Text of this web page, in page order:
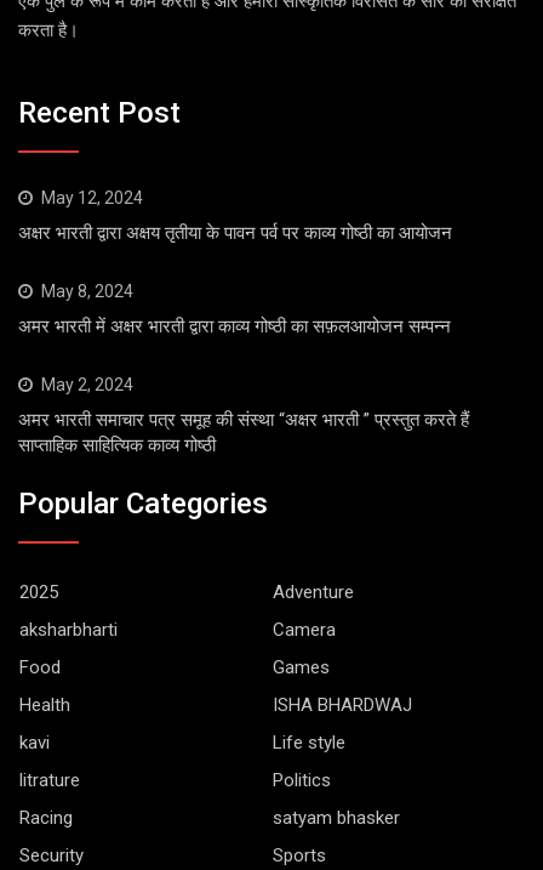
करता है।
Recent Post
May 12, 2024
अक्षर भारती द्वारा अक्षय तृतीया के पावन पर्व पर काव्य गोष्ठी का आयोजन
May 8, 2024
अमर भारती में अक्षर भारती द्वारा काव्य गोष्ठी का सफ़लआयोजन सम्पन्न
May 2, 2024
अमर भारती समाचार पत्र समूह की संस्था “अक्षर भारती ” प्रस्तुत करते हैं
साप्ताहिक साहित्यिक काव्य गोष्ठी
Popular Categories
2025
Adventure
aksharbharti
Camera
Food
Games
Health
ISHA BHARDWAJ
kavi
Life style
litrature
Politics
Racing
satyam bhasker
Security
Sports